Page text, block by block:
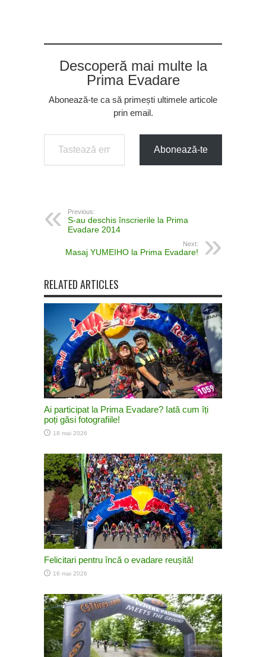
Descoperă mai multe la
Prima Evadare
Abonează-te ca să primești ultimele articole
prin email.
Tastează emailul tău...
Abonează-te
Previous:
S-au deschis înscrierile la Prima
Evadare 2014
Next:
Masaj YUMEIHO la Prima Evadare!
RELATED ARTICLES
Ai participat la Prima Evadare? Iată cum îți
poți găsi fotografiile!
18 mai 2026
Felicitari pentru încă o evadare reușită!
16 mai 2026